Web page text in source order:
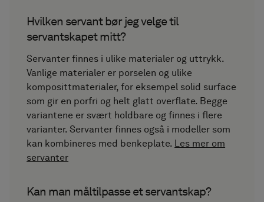
Hvilken servant bør jeg velge til
servantskapet mitt?
Servanter finnes i ulike materialer og uttrykk.
Vanlige materialer er porselen og ulike
komposittmaterialer, for eksempel solid surface
som gir en porfri og helt glatt overflate. Begge
variantene er svært holdbare og finnes i flere
varianter. Servanter finnes også i modeller som
kan kombineres med benkeplate. Les mer om
servanter
Kan man måltilpasse et servantskap?